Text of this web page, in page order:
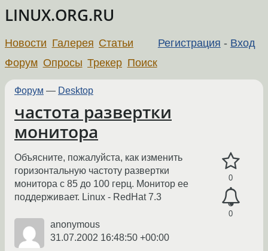
LINUX.ORG.RU
Регистрация - Вход
Новости Галерея Статьи
Форум Опросы Трекер Поиск
Форум — Desktop
частота развертки
монитора
0
0
Объясните, пожалуйста, как изменить
горизонтальную частоту развертки
монитора с 85 до 100 герц. Монитор ее
поддерживает. Linux - RedHat 7.3
anonymous
31.07.2002 16:48:50 +00:00